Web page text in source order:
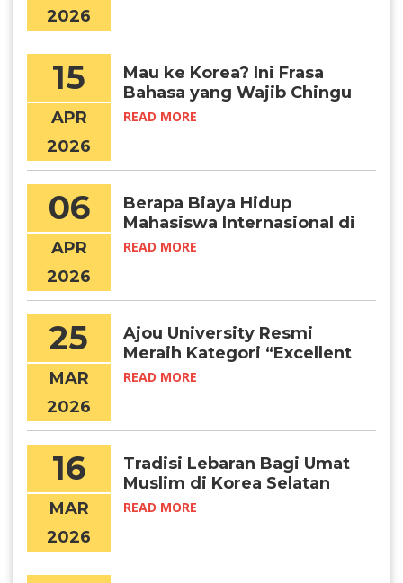
2026
15
APR
2026
Mau ke Korea? Ini Frasa
Bahasa yang Wajib Chingu
Ketahui!
READ MORE
06
APR
2026
Berapa Biaya Hidup
Mahasiswa Internasional di
Seoul per Bulan?
READ MORE
25
MAR
2026
Ajou University Resmi
Meraih Kategori “Excellent
Certified University” (IEQAS)
READ MORE
16
MAR
2026
Tradisi Lebaran Bagi Umat
Muslim di Korea Selatan
READ MORE